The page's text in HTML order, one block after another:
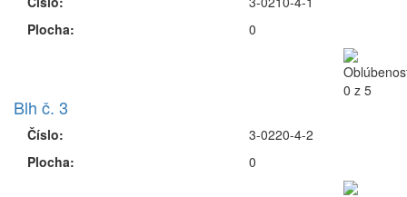
Plocha:
0
Blh č. 3
Číslo:
Plocha:
3-0220-4-2
0